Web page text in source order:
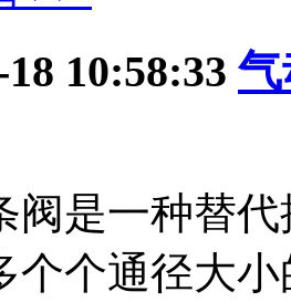
10:58:33
阀是一种替
个个通径大